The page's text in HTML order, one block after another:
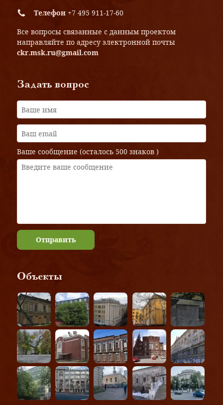
Телефон +7 495 911-17-60
Все вопросы связанные с данным проектом
направляйте по адресу электронной почты
ckr.msk.ru@gmail.com
Задать вопрос
Ваше сообщение (осталось 500 знаков )
Отправить
Объекты